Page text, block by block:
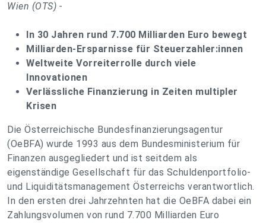
Wien (OTS) -
In 30 Jahren rund 7.700 Milliarden Euro bewegt
Milliarden-Ersparnisse für Steuerzahler:innen
Weltweite Vorreiterrolle durch viele
Innovationen
Verlässliche Finanzierung in Zeiten multipler
Krisen
Die Österreichische Bundesfinanzierungsagentur
(OeBFA) wurde 1993 aus dem Bundesministerium für
Finanzen ausgegliedert und ist seitdem als
eigenständige Gesellschaft für das Schuldenportfolio-
und Liquiditätsmanagement Österreichs verantwortlich.
In den ersten drei Jahrzehnten hat die OeBFA dabei ein
Zahlungsvolumen von rund 7.700 Milliarden Euro